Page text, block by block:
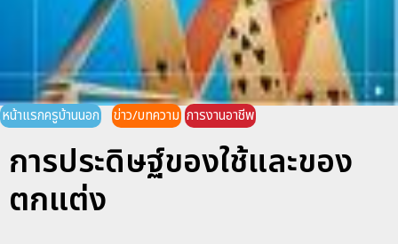
หน้าแรกครูบ้านนอก ข่าว/บทความ การงานอาชีพ
การประดิษฐ์ของใช้และของ
ตกแต่ง